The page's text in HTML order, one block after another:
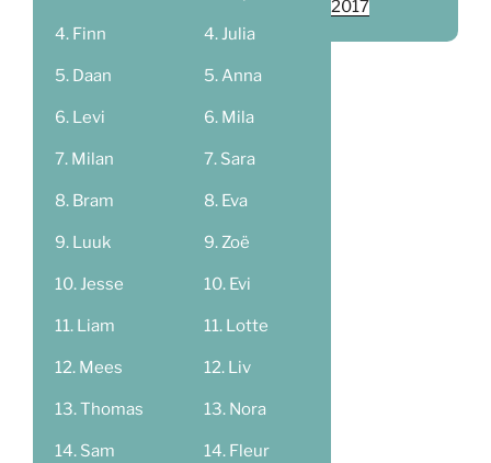
Finn
Daan
Levi
Milan
Bram
Luuk
Jesse
Liam
Mees
Thomas
Sam
Julia
Anna
Mila
Sara
Eva
Zoë
Evi
Lotte
Liv
Nora
Fleur
2017